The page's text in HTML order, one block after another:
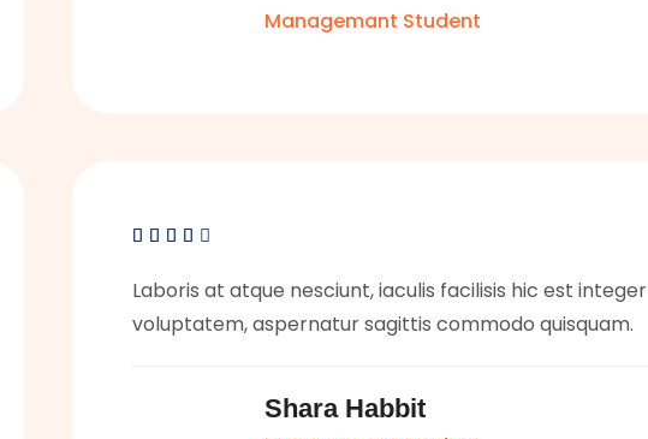
Managemant Student
    
Laboris at atque nesciunt, iaculis facilisis hic est integer
voluptatem, aspernatur sagittis commodo quisquam.
Shara Habbit